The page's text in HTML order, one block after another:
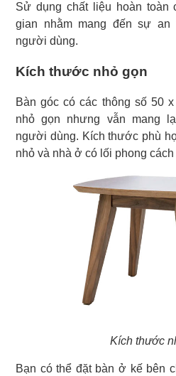
Sử dụng chất liệu hoàn
gian nhằm mang đến sự an
người dùng.
Kích thước nhỏ gọn
Bàn góc có các thông số 50
nhỏ gọn nhưng vẫn mang
người dùng. Kích thước phù
nhỏ và nhà ở có lối phong cách
Kích thước
Bạn có thể đặt bàn ở kế bên